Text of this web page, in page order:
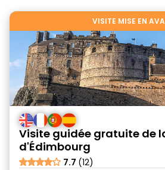
VISITE MISE EN
Visite guidée gratuite de
d'Édimbourg
7.7 (12)